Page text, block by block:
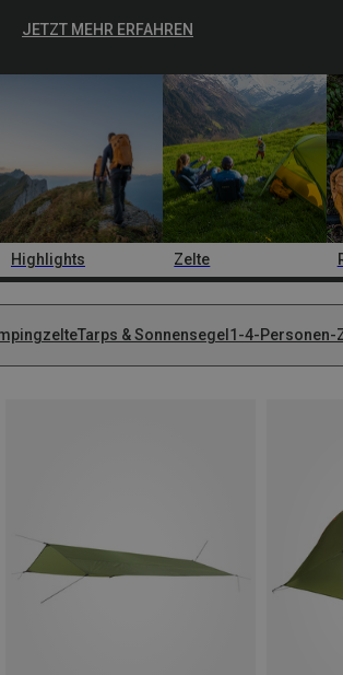
JETZT MEHR ERFAHREN
Highlights Zelte
Tarps & Sonnensegel 1-4-Personen-